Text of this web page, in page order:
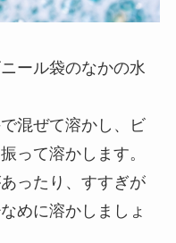
ール袋のなかの水
混ぜて溶かし、ビ
って溶かします。
ったり、すすぎが
めに溶かしましょ